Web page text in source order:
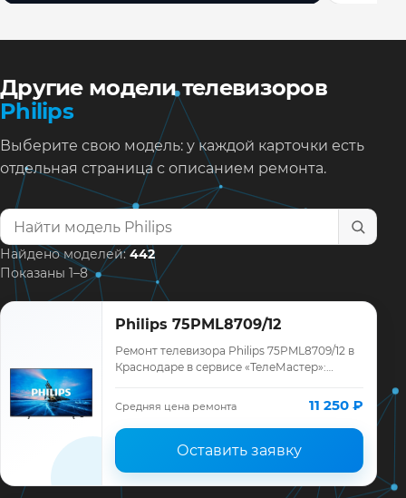
Другие модели телевизоров
Philips
Выберите свою модель: у каждой карточки есть
отдельная страница с описанием ремонта.
Найти модель телевизора
Найдено моделей:442
Показаны 1–8
Philips 75PML8709/12
Ремонт телевизора Philips 75PML8709/12 в
Краснодаре в сервисе «ТелеМастер»:
ремонта, запчасти и гарантия до 12
месяце…
Средняя цена ремонта 11 250 ₽
Оставить заявку